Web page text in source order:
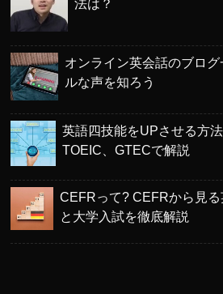
法は？
オンライン英会話のブロ
ルな声を知ろう
英語四技能をUPさせる方法!
TOEIC、GTECで解説
CEFRって? CEFRから見
と大学入試を徹底解説